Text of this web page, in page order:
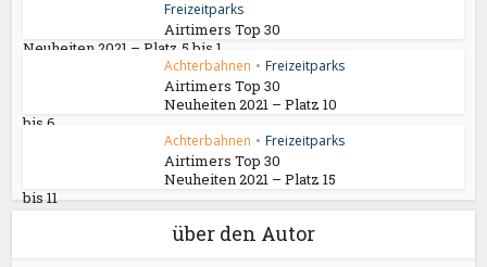
Freizeitparks
Airtimers Top 30
Neuheiten 2021 – Platz 5 bis 1
Achterbahnen • Freizeitparks
Airtimers Top 30
Neuheiten 2021 – Platz 10
bis 6
Achterbahnen • Freizeitparks
Airtimers Top 30
Neuheiten 2021 – Platz 15
bis 11
über den Autor